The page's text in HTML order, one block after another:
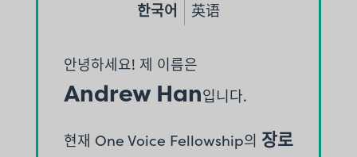
한국어 英语
안녕하세요! 제 이름은
Andrew Han입니다.
현재 One Voice Fellowship의 장로